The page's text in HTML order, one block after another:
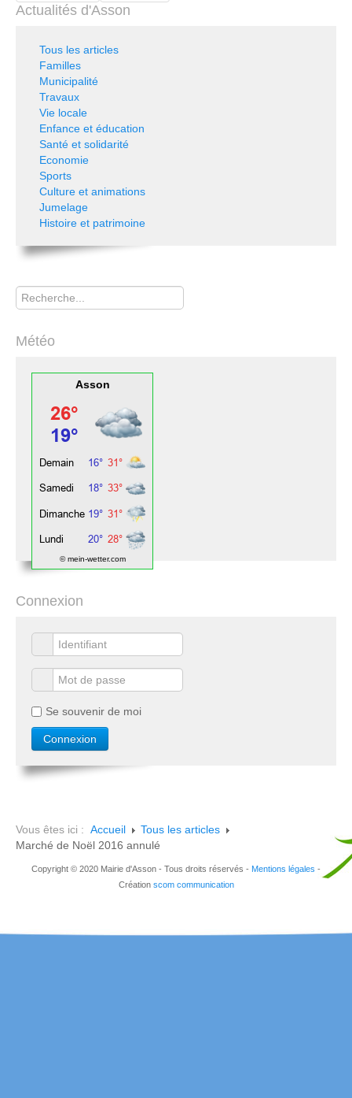
Actualités d'Asson
Tous les articles
Familles
Municipalité
Travaux
Vie locale
Enfance et éducation
Santé et solidarité
Economie
Sports
Culture et animations
Jumelage
Histoire et patrimoine
Rechercher
Météo
Asson
© mein-wetter.com
Connexion
Se souvenir de moi
Vous êtes ici : Accueil
Tous les articles
Marché de Noël 2016 annulé
Copyright © 2020 Mairie d'Asson - Tous droits réservés - Mentions légales -
Création scom communication